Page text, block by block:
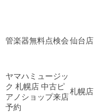
管楽器無料点検会仙台店
ヤマハミュージッ
ク 札幌店 中古ピ
アノショップ来店
予約
札幌店